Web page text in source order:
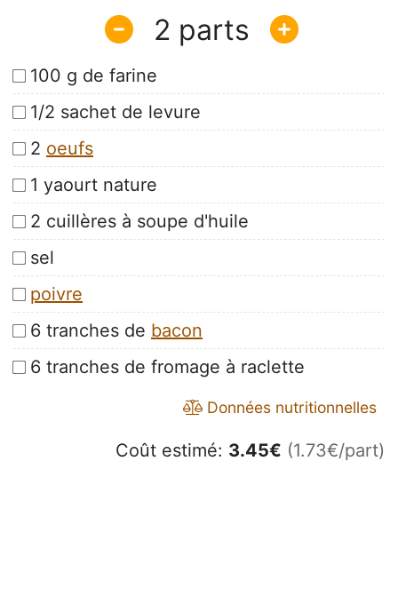
2
100 g de farine
1/2 sachet de levure
2 oeufs
1 yaourt nature
2 cuillères à soupe d'huile
sel
poivre
6 tranches de bacon
6 tranches de fromage à raclette
Données nutritionnelles
Coût estimé: 3.45€ (1.73€/part)